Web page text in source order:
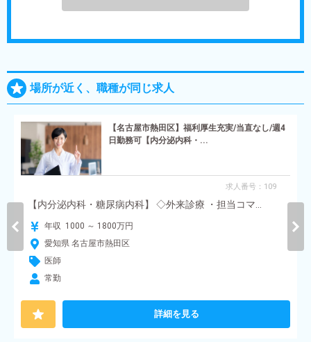
場所が近く、職種が同じ求人
【名古屋市熱田区】福利厚生充実/当直なし/週4
日勤務可【内分泌内科・...
求人番号：109
【内分泌内科・糖尿病内科】 ◇外来診療 ・担当コマ...
年収 1000 ～ 1800万円
愛知県 名古屋市熱田区
医師
常勤
詳細を見る